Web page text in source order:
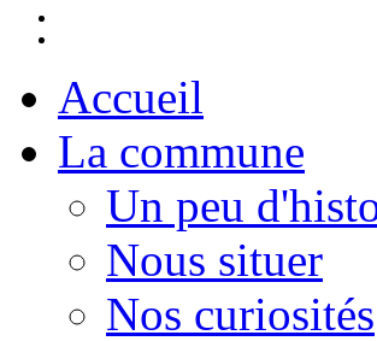
Accueil
La commune
Un peu
Nous situer
Nos curiosités